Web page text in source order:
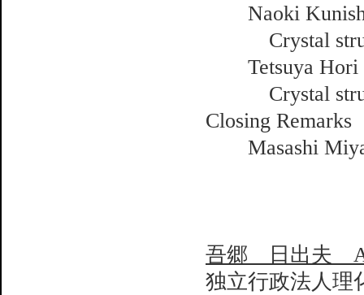
Naoki
Crystal
Tetsuya Hori
Crystal
Closing Remarks
Masashi
吾郷 日出夫
独立行政法人